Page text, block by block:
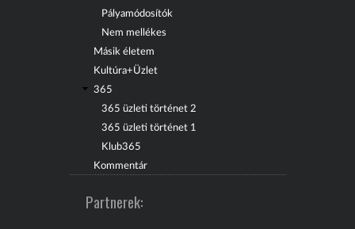
Pályamódosítók
Nem mellékes
Másik életem
Kultúra+Üzlet
365
365 üzleti történet 2
365 üzleti történet 1
Klub365
Kommentár
Partnerek: